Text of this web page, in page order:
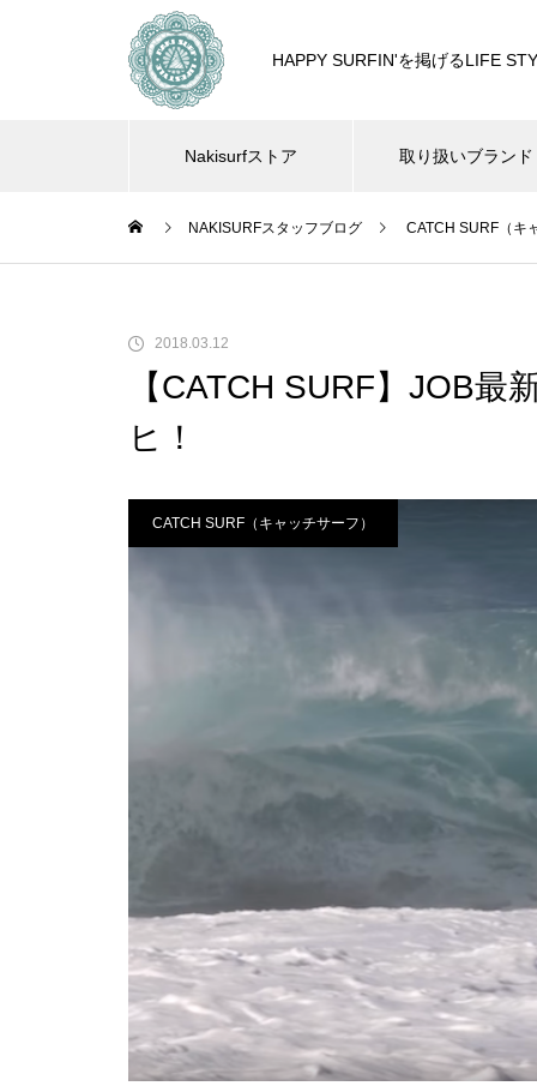
HAPPY SURFIN'を掲げるLIFE
Nakisurfストア 取り扱いブランド
NAKISURFスタッフブログ CATCH SURF（キ
2018.03.12
【CATCH SURF】JOB
ヒ！
CATCH SURF（キャッチサーフ）